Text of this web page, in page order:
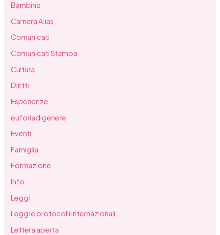
Bambinə
Carriera Alias
Comunicati
Comunicati Stampa
Cultura
Diritti
Esperienze
euforiadigenere
Eventi
Famiglia
Formazione
Info
Leggi
Leggi e protocolli internazionali
Lettera aperta